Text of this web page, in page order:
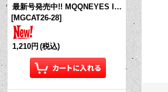
最新号発売中!! MQQNEYES International Magazine No.28 2026
[MGCAT26-28]
1,210円 (税込)